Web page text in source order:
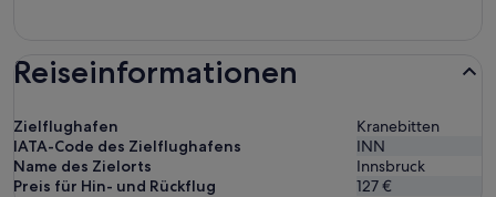
Reiseinformationen
Zielflughafen
Kranebitten
IATA-Code des Zielflughafens
INN
Name des Zielorts
Innsbruck
Preis für Hin- und Rückflug
127 €